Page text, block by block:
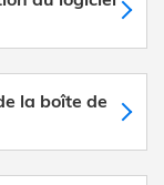
la boîte de